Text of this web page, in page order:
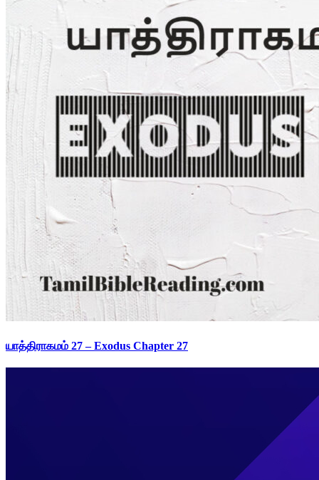
யாத்திராகமம் 27 – Exodus Chapter 27